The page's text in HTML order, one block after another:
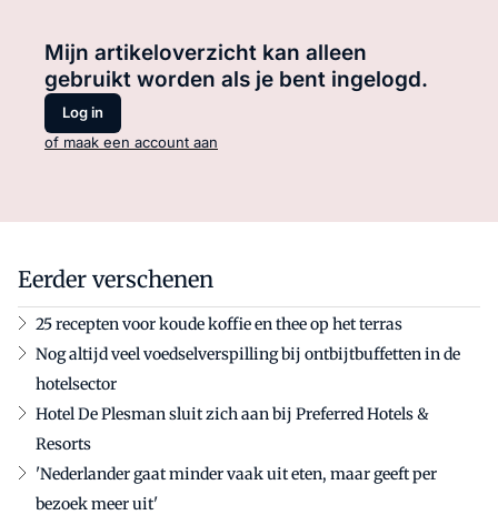
Mijn artikeloverzicht kan alleen
gebruikt worden als je bent ingelogd.
Log in
of maak een account aan
Eerder verschenen
25 recepten voor koude koffie en thee op het terras
Nog altijd veel voedselverspilling bij ontbijtbuffetten in de
hotelsector
Hotel De Plesman sluit zich aan bij Preferred Hotels &
Resorts
'Nederlander gaat minder vaak uit eten, maar geeft per
bezoek meer uit'